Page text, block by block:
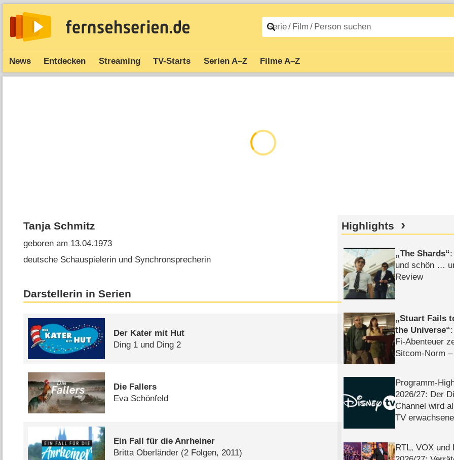
News Entdecken Streaming TV-Starts Serien A–Z Filme A–Z
Tanja Schmitz
geboren am 13.04.1973
deutsche Schauspielerin und Synchronsprecherin
Darstellerin in Serien
Der Kater mit Hut
Ding 1 und Ding 2
Die Fallers
Eva Schönfeld
Ein Fall für die Anrheiner
Britta Oberländer (2 Folgen, 2011)
Highlights
The Shards
und schön …
Review
Stuart Fails
the Universe
Fi-Abenteuer
Sitcom-Norm
Programm-
2026/​27: Der
Channel wird
TV
RTL, VOX und